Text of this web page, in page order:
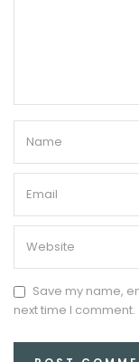
Save my name,
next time I comment.